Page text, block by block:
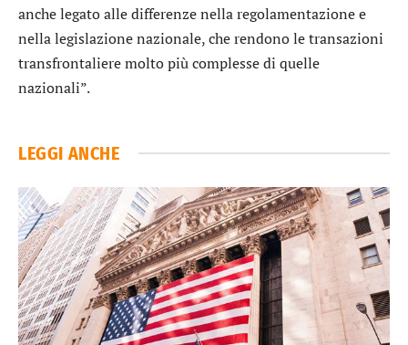
anche legato alle differenze nella regolamentazione e
nella legislazione nazionale, che rendono le transazioni
transfrontaliere molto più complesse di quelle
nazionali”.
LEGGI ANCHE